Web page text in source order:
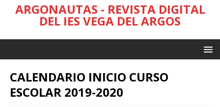
ARGONAUTAS - REVISTA DIGITAL
DEL IES VEGA DEL ARGOS
CALENDARIO INICIO CURSO
ESCOLAR 2019-2020